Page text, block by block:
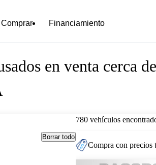
Comprar Financiamiento
en venta cerca de
Borrar todo
780 vehículos
Compra con precios